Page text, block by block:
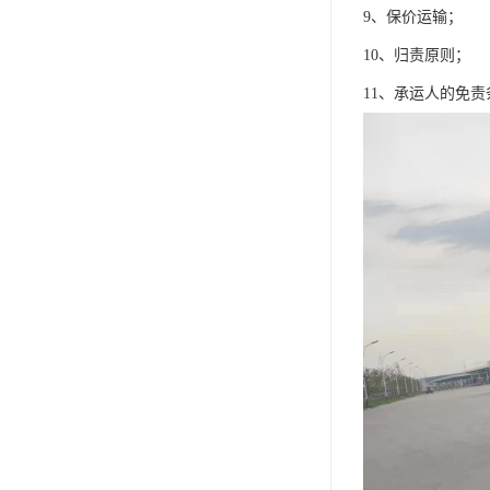
9、保价运输；
10、归责原则；
11、承运人的免责